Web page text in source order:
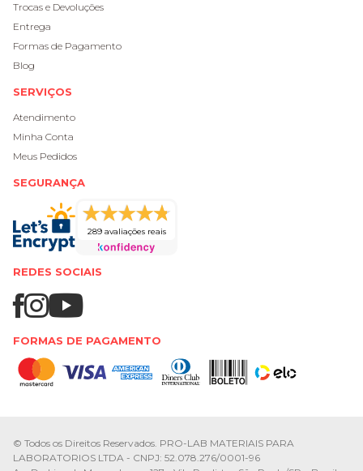
Trocas e Devoluções
Entrega
Formas de Pagamento
Blog
SERVIÇOS
Atendimento
Minha Conta
Meus Pedidos
SEGURANÇA
289 avaliações reais
REDES SOCIAIS
FORMAS DE PAGAMENTO
© Todos os Direitos Reservados. PRO-LAB MATERIAIS PARA
LABORATORIOS LTDA - CNPJ: 52.078.276/0001-96